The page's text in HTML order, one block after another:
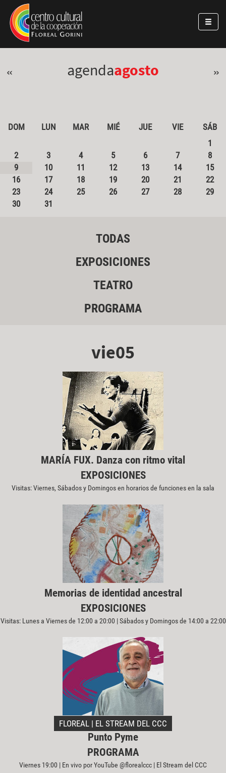
Pasar al contenido principal
Jump to main content
« agendaagosto »
DOM LUN MAR MIÉ JUE VIE
SÁB
1
2
3 4 5 6 7
8
9
10 11 12 13 14
15
16
17 18 19 20 21
22
23
24 25 26 27 28
29
30
31
TODAS
EXPOSICIONES
TEATRO
PROGRAMA
vie05
MARÍA FUX. Danza con ritmo vital
EXPOSICIONES
Visitas: Viernes, Sábados y Domingos en horarios de funciones en la sala
Memorias de identidad ancestral
EXPOSICIONES
Visitas: Lunes a Viernes de 12:00 a 20:00 | Sábados y Domingos de 14:00 a 22:00
FLOREAL | EL STREAM DEL CCC
Punto Pyme
PROGRAMA
Viernes 19:00 | En vivo por YouTube @florealccc | El Stream del CCC